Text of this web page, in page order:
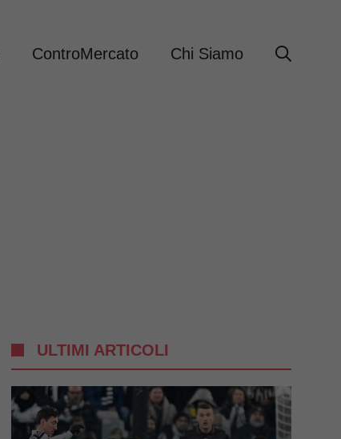
ControMercato Chi Siamo
ULTIMI ARTICOLI